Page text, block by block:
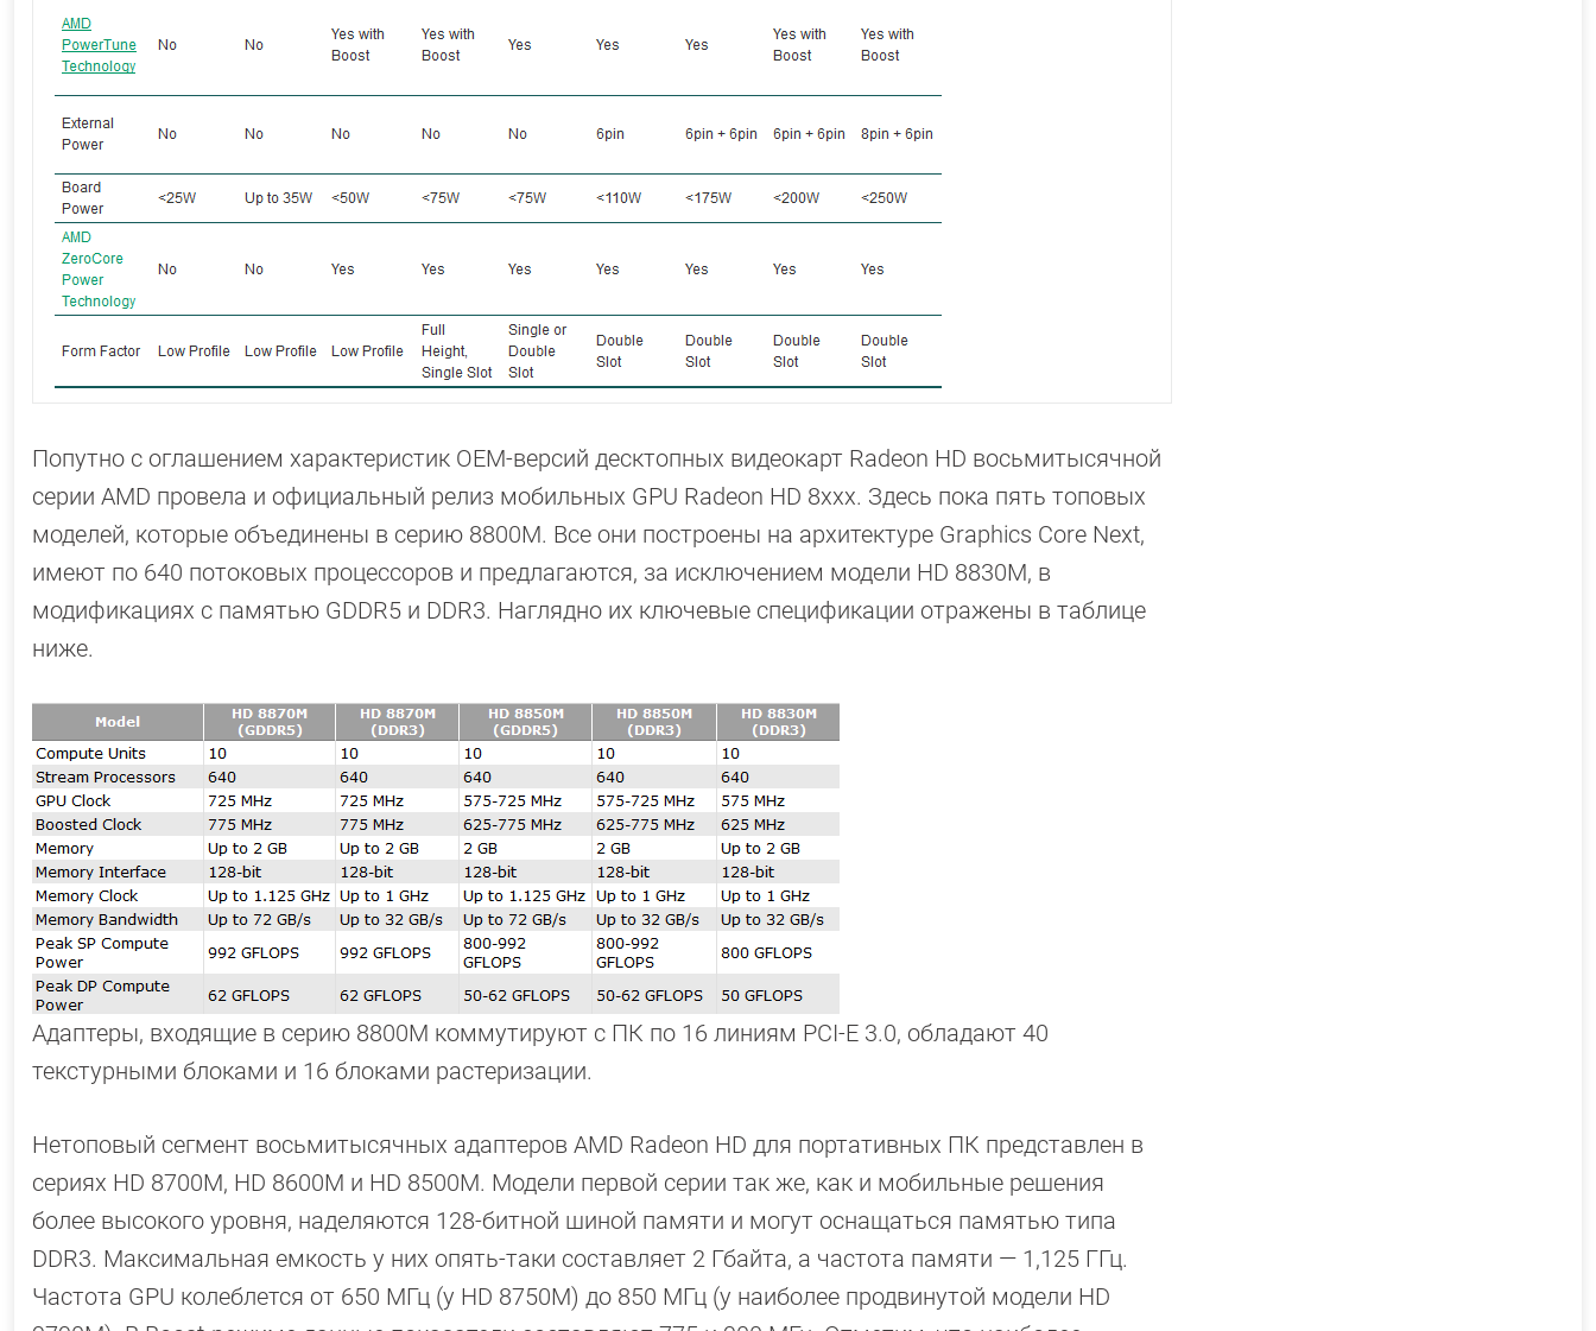
Попутно с оглашением характеристик OEM-версий десктопных видеокарт Radeon HD восьмитысячной
серии AMD провела и официальный релиз мобильных GPU Radeon HD 8xxx. Здесь пока пять топовых
моделей, которые объединены в серию 8800M. Все они построены на архитектуре Graphics Core Next,
имеют по 640 потоковых процессоров и предлагаются, за исключением модели HD 8830M, в
модификациях с памятью GDDR5 и DDR3. Наглядно их ключевые спецификации отражены в таблице
ниже.
Адаптеры, входящие в серию 8800M коммутируют с ПК по 16 линиям PCI-E 3.0, обладают 40
текстурными блоками и 16 блоками растеризации.
Нетоповый сегмент восьмитысячных адаптеров AMD Radeon HD для портативных ПК представлен в
сериях HD 8700M, HD 8600M и HD 8500M. Модели первой серии так же, как и мобильные решения
более высокого уровня, наделяются 128-битной шиной памяти и могут оснащаться памятью типа
DDR3. Максимальная емкость у них опять-таки составляет 2 Гбайта, а частота памяти — 1,125 ГГц.
Частота GPU колеблется от 650 МГц (у HD 8750M) до 850 МГц (у наиболее продвинутой модели HD